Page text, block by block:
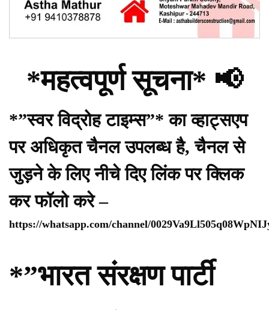
*महत्वपूर्ण सूचना* 📢
*”स्वर विद्रोह टाइम्स”* का व्हाट्सएप
पर अधिकृत चैनल उपलब्ध है, चैनल से
जुड़ने के लिए नीचे दिए लिंक पर क्लिक
कर फॉलो करे –
https://whatsapp.com/channel/
*”भारत संरक्षण पार्टी